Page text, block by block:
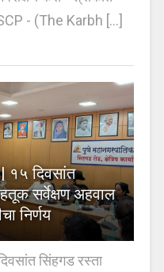
- (The Karbh [...]
१५ दिवसांत
सर्वेक्षण अहवाल
निर्णय
सिंहगड रस्ता